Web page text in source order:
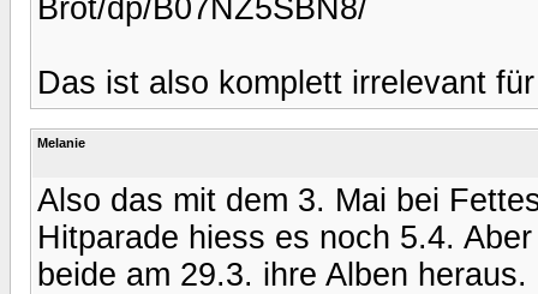
Brot/dp/B07NZ5SBN8/
Das ist also komplett irrelevant
Melanie
Also das mit dem 3. Mai bei
Hitparade hiess es noch 5.4.
beide am 29.3. ihre Alben heraus.